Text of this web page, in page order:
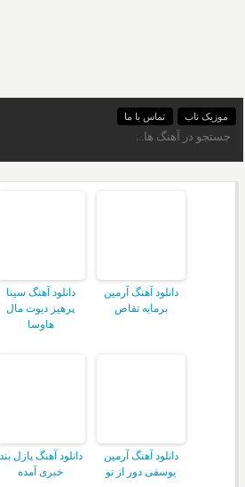
موزیک ناب تماس با ما
دانلود آهنگ آرمین
برمایه تقاص
دانلود آهنگ سینا
پرهیز دیوت مال
هاوسا
دانلود آهنگ آرمین
یوسفی دور از تو
دانلود آهنگ پازل بند
خبری آمده